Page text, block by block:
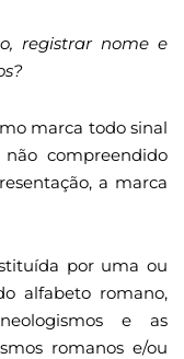
registrar nome e
marca todo sinal
compreendido
a marca
por uma ou
alfabeto romano,
e as
romanos e/ou